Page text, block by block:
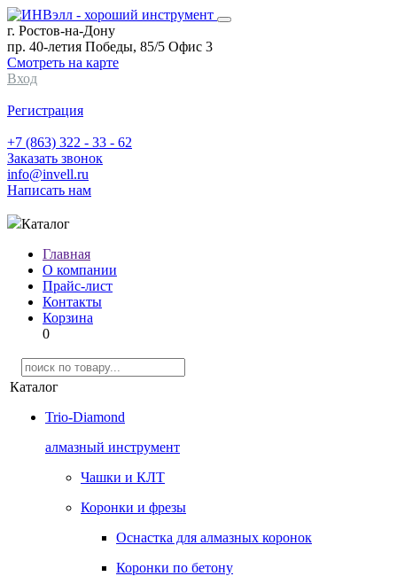
г. Ростов-на-Дону
пр. 40-летия Победы, 85/5 Офис 3
Смотреть на карте
Вход
Регистрация
+7 (863) 322 - 33 - 62
Заказать звонок
info@invell.ru
Написать нам
Каталог
Главная
О компании
Прайс-лист
Контакты
Корзина
0
Каталог
Trio-Diamond
алмазный инструмент
Чашки и КЛТ
Коронки и фрезы
Оснастка для алмазных коронок
Коронки по бетону